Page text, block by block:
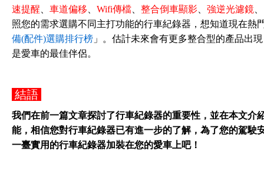
速提醒
車道偏移 Wifi傳檔、 整合倒車顯影、 強逆光濾鏡、
照您的需求選購不同主打功能的行車紀錄器，想知道現在熱
備(配件)選購排行榜」。估計未來會有更多整合型的產品出
是愛車的最佳伴侶。
結語
我們在前一篇文章探討了行車紀錄器的重要性，並在本文介
能，相信您對行車紀錄器已有進一步的了解，為了您的駕駛
一臺實用的行車紀錄器加裝在您的愛車上吧！